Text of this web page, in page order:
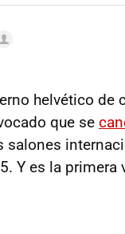
helvético de
que se
salones
Y es la primera